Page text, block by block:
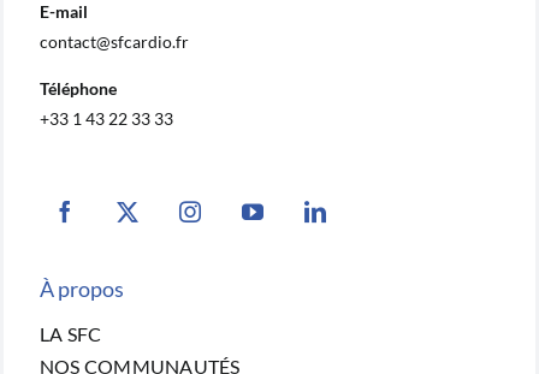
E-mail
contact@sfcardio.fr
Téléphone
+33 1 43 22 33 33
À propos
LA SFC
NOS COMMUNAUTÉS